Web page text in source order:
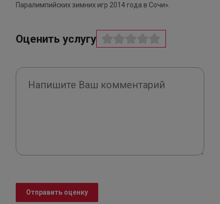
Паралимпийских зимних игр 2014 года в Сочи».
Оценить услугу
Отправить оценку